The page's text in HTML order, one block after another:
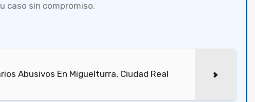
caso sin compromiso.
Abusivos En Miguelturra, Ciudad Real